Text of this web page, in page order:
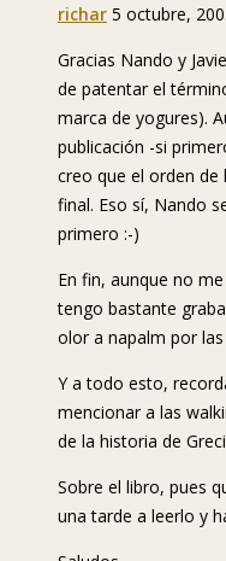
richar 5 octubre,
Gracias Nando y
de patentar el
marca de yogures).
publicación -si
creo que el orden
final. Eso sí, Nando
primero :-)
En fin, aunque no
tengo bastante
olor a napalm por
Y a todo esto,
mencionar a las
de la historia de
Sobre el libro, pues
una tarde a leerlo y